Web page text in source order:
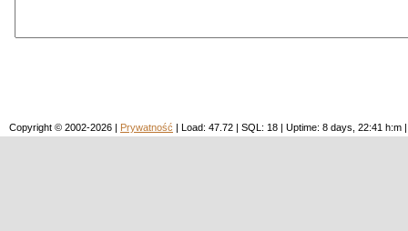
Copyright © 2002-2026 | Prywatność | Load: 47.72 | SQL: 18 | Uptime: 8 days, 22:41